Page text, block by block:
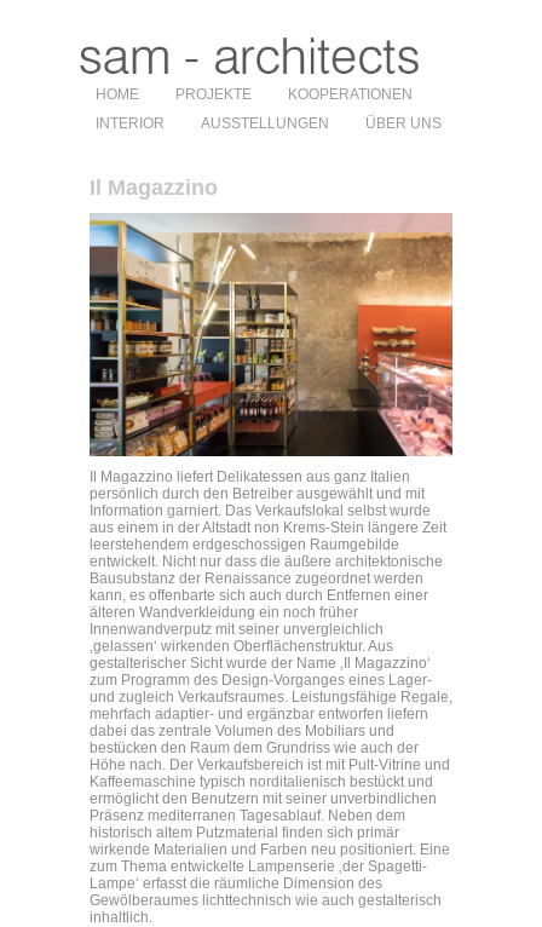
HOME PROJEKTE
KOOPERATIONEN
INTERIOR
AUSSTELLUNGEN ÜBER UNS
Il Magazzino
Il Magazzino liefert Delikatessen aus ganz Italien
persönlich durch den Betreiber ausgewählt und mit
Information garniert. Das Verkaufslokal selbst wurde
aus einem in der Altstadt non Krems‐Stein längere Zeit
leerstehendem erdgeschossigen Raumgebilde
entwickelt. Nicht nur dass die äußere architektonische
Bausubstanz der Renaissance zugeordnet werden
kann, es offenbarte sich auch durch Entfernen einer
älteren Wandverkleidung ein noch früher
Innenwandverputz mit seiner unvergleichlich
‚gelassen‘ wirkenden Oberflächenstruktur. Aus
gestalterischer Sicht wurde der Name ‚Il Magazzino‘
zum Programm des Design‐Vorganges eines Lager‐
und zugleich Verkaufsraumes. Leistungsfähige Regale,
mehrfach adaptier‐ und ergänzbar entworfen liefern
dabei das zentrale Volumen des Mobiliars und
bestücken den Raum dem Grundriss wie auch der
Höhe nach. Der Verkaufsbereich ist mit Pult‐Vitrine und
Kaffeemaschine typisch norditalienisch bestückt und
ermöglicht den Benutzern mit seiner unverbindlichen
Präsenz mediterranen Tagesablauf. Neben dem
historisch altem Putzmaterial finden sich primär
wirkende Materialien und Farben neu positioniert. Eine
zum Thema entwickelte Lampenserie ‚der Spagetti‐
Lampe‘ erfasst die räumliche Dimension des
Gewölberaumes lichttechnisch wie auch gestalterisch
inhaltlich.